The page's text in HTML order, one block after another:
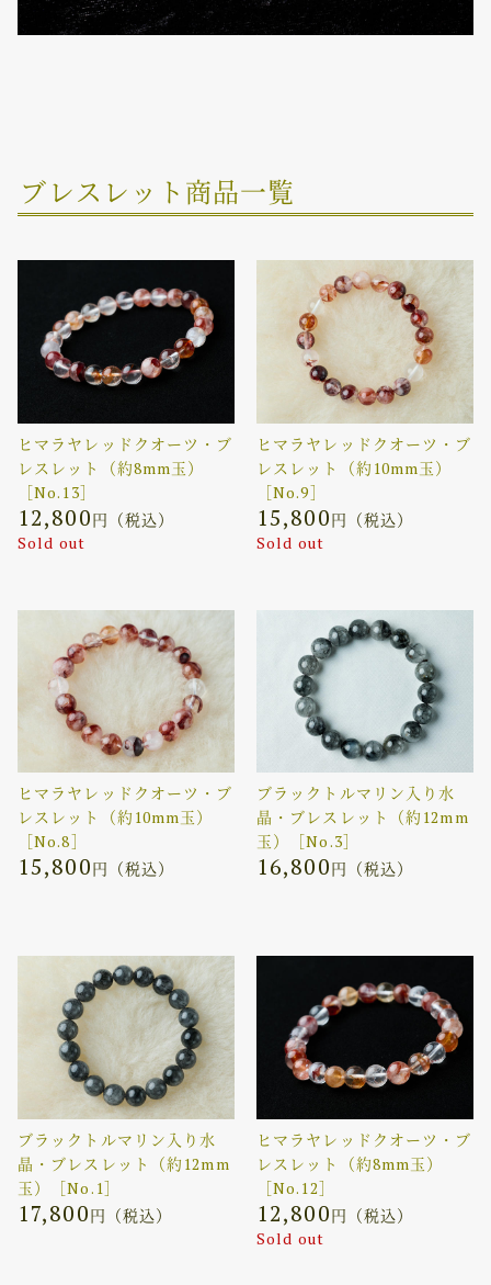
ブレスレット商品一覧
ヒマラヤレッドクオーツ・ブ
レスレット（約8mm玉）
［No.13］
12,800円（税込）
Sold out
ヒマラヤレッドクオーツ・ブ
レスレット（約10mm玉）
［No.9］
15,800円（税込）
Sold out
ヒマラヤレッドクオーツ・ブ
レスレット（約10mm玉）
［No.8］
15,800円（税込）
ブラックトルマリン入り水
晶・ブレスレット（約12mm
玉）［No.3］
16,800円（税込）
ブラックトルマリン入り水
晶・ブレスレット（約12mm
玉）［No.1］
17,800円（税込）
ヒマラヤレッドクオーツ・ブ
レスレット（約8mm玉）
［No.12］
12,800円（税込）
Sold out